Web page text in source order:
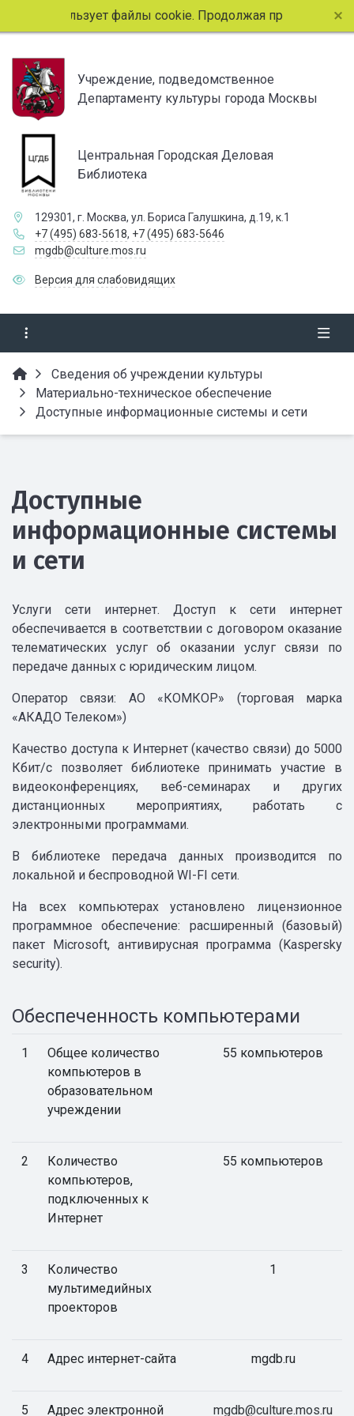
использует файлы cookie. Продолжая просмотр
Учреждение, подведомственное
Департаменту культуры города Москвы
Центральная Городская Деловая
Библиотека
129301, г. Москва, ул. Бориса Галушкина, д.19, к.1
+7 (495) 683-5618, +7 (495) 683-5646
mgdb@culture.mos.ru
Версия для слабовидящих
Сведения об учреждении культуры
Материально-техническое обеспечение
Доступные информационные системы и сети
Доступные
информационные системы
и сети
Услуги сети интернет. Доступ к сети интернет
обеспечивается в соответствии с договором оказание
телематических услуг об оказании услуг связи по
передаче данных с юридическим лицом.
Оператор связи: АО «КОМКОР» (торговая марка
«АКАДО Телеком»)
Качество доступа к Интернет (качество связи) до 5000
Кбит/с позволяет библиотеке принимать участие в
видеоконференциях, веб-семинарах и других
дистанционных мероприятиях, работать с
электронными программами.
В библиотеке передача данных производится по
локальной и беспроводной WI-FI сети.
На всех компьютерах установлено лицензионное
программное обеспечение: расширенный (базовый)
пакет Microsoft, антивирусная программа (Kaspersky
security).
Обеспеченность компьютерами
1
Общее количество
компьютеров в
образовательном
учреждении
55 компьютеров
2
Количество
компьютеров,
подключенных к
Интернет
55 компьютеров
3
Количество
мультимедийных
проекторов
1
4 Адрес интернет-сайта mgdb.ru
5 Адрес электронной mgdb@culture.mos.ru